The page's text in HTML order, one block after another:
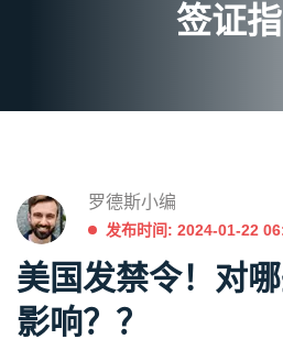
签证
罗德斯小编
发布时间: 2024-01-22
美国发禁令！对
影响？？